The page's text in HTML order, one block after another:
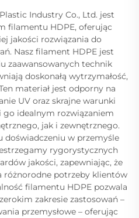
Industry Co., Ltd. jest
filamentu HDPE, oferując
jakości rozwiązania do
Nasz filament HDPE jest
zaawansowanych technik
doskonałą wytrzymałość,
materiał jest odporny na
UV oraz skrajne warunki
go idealnym rozwiązaniem
jak i zewnętrznego.
doświadczeniu w przemyśle
rygorystycznych
jakości, zapewniając, że
różnorodne potrzeby klientów
filamentu HDPE pozwala
zakresie zastosowań –
przemysłowe – oferując